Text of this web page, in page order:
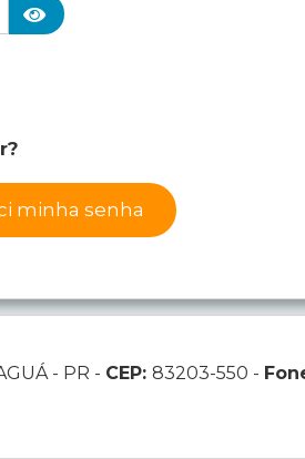
minha senha
- PR - CEP: 83203-550 -